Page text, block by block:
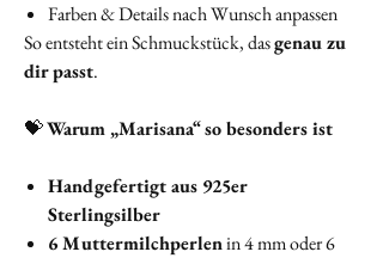
Farben & Details nach Wunsch anpassen
So entsteht ein Schmuckstück, dasgenau zu
dir passt.
💝Warum „Marisana“ so besonders ist
Handgefertigt aus 925er
Sterlingsilber
6 Muttermilchperlenin 4 mm oder 6